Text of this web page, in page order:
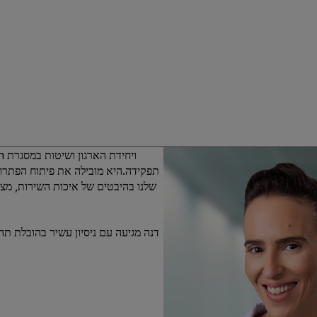
תפקידה.היא מובילה את פיתוח
דנה מגיעה עם ניסיון עשיר בהובלת